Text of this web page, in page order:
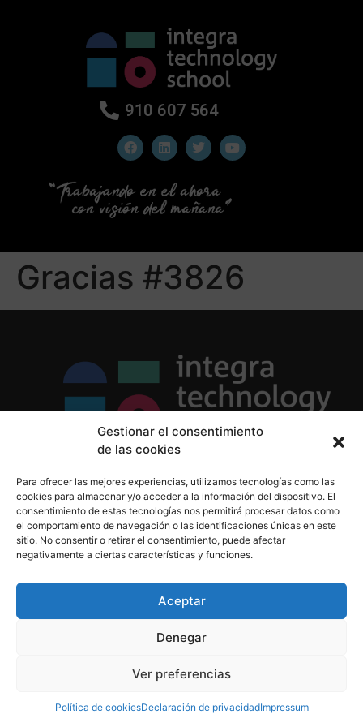
Gestionar el consentimiento
de las cookies
Para ofrecer las mejores experiencias, utilizamos tecnologías como las
cookies para almacenar y/o acceder a la información del dispositivo. El
consentimiento de estas tecnologías nos permitirá procesar datos como
el comportamiento de navegación o las identificaciones únicas en este
sitio. No consentir o retirar el consentimiento, puede afectar
negativamente a ciertas características y funciones.
Aceptar
Denegar
Ver preferencias
Política de cookiesDeclaración de privacidadImpressum
910 607 564
Gracias #3826
Política de Cookies
Aviso Legal
910 607 564
derechos reservados